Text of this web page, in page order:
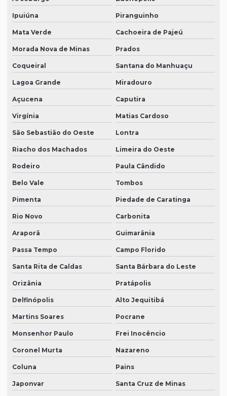
Ipuiúna Piranguinho
Mata Verde Cachoeira de Pajeú
Morada Nova de Minas Prados
Coqueiral Santana do Manhuaçu
Lagoa Grande Miradouro
Açucena Caputira
Virgínia Matias Cardoso
São Sebastião do Oeste Lontra
Riacho dos Machados Limeira do Oeste
Rodeiro Paula Cândido
Belo Vale Tombos
Pimenta Piedade de Caratinga
Rio Novo Carbonita
Araporã Guimarânia
Passa Tempo Campo Florido
Santa Rita de Caldas Santa Bárbara do Leste
Orizânia Pratápolis
Delfinópolis Alto Jequitibá
Martins Soares Pocrane
Monsenhor Paulo Frei Inocêncio
Coronel Murta Nazareno
Coluna Pains
Japonvar Santa Cruz de Minas